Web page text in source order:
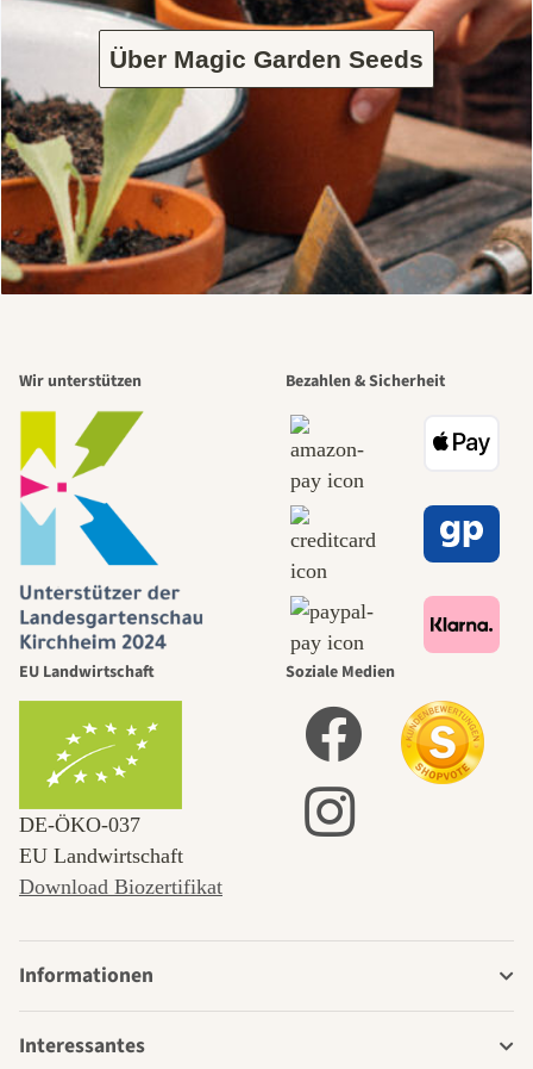
Über Magic Garden Seeds
Wir unterstützen Bezahlen & Sicherheit
EU Landwirtschaft
DE‑ÖKO‑037
EU Landwirtschaft
Download Biozertifikat
Soziale Medien
Informationen
Interessantes